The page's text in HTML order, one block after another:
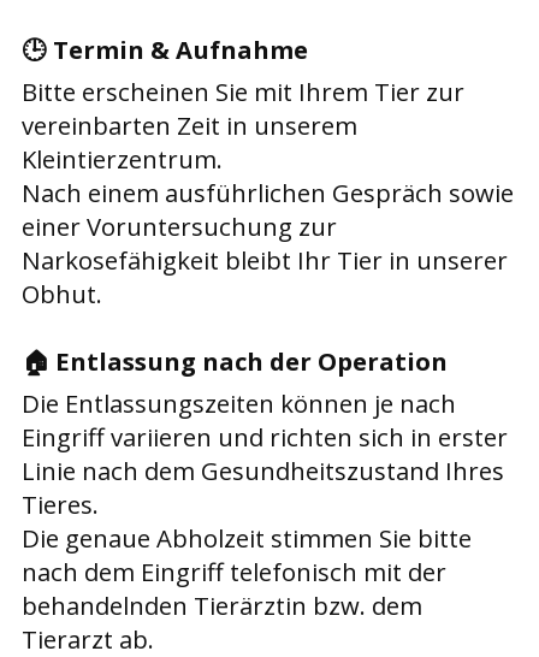
🕒 Termin & Aufnahme
Bitte erscheinen Sie mit Ihrem Tier zur
vereinbarten Zeit in unserem
Kleintierzentrum.
Nach einem ausführlichen Gespräch sowie
einer Voruntersuchung zur
Narkosefähigkeit bleibt Ihr Tier in unserer
Obhut.
🏠 Entlassung nach der Operation
Die Entlassungszeiten können je nach
Eingriff variieren und richten sich in erster
Linie nach dem Gesundheitszustand Ihres
Tieres.
Die genaue Abholzeit stimmen Sie bitte
nach dem Eingriff telefonisch mit der
behandelnden Tierärztin bzw. dem
Tierarzt ab.